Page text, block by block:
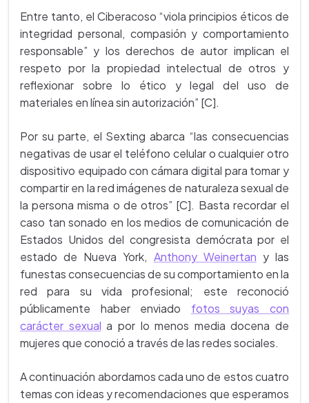
Entre tanto, el Ciberacoso “viola principios éticos de
integridad personal, compasión y comportamiento
responsable” y los derechos de autor implican el
respeto por la propiedad intelectual de otros y
reflexionar sobre lo ético y legal del uso de
materiales en línea sin autorización” [C].
Por su parte, el Sexting abarca “las consecuencias
negativas de usar el teléfono celular o cualquier otro
dispositivo equipado con cámara digital para tomar y
compartir en la red imágenes de naturaleza sexual de
la persona misma o de otros” [C]. Basta recordar el
caso tan sonado en los medios de comunicación de
Estados Unidos del congresista demócrata por el
estado de Nueva York, Anthony Weinertan y las
funestas consecuencias de su comportamiento en la
red para su vida profesional; este reconoció
públicamente haber enviado fotos suyas con
carácter sexual a por lo menos media docena de
mujeres que conoció a través de las redes sociales.
A continuación abordamos cada uno de estos cuatro
temas con ideas y recomendaciones que esperamos